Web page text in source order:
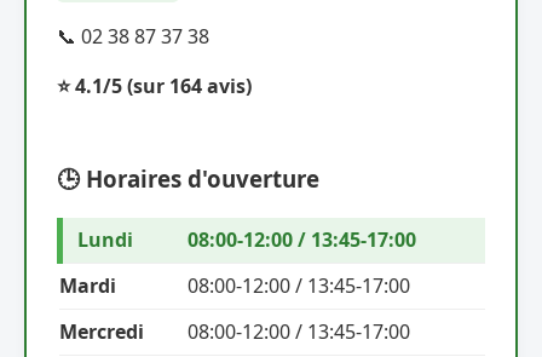
📞 02 38 87 37 38
⭐ 4.1/5(sur 164 avis)
🕒 Horaires d'ouverture
Lundi
08:00-12:00 / 13:45-17:00
Mardi
08:00-12:00 / 13:45-17:00
Mercredi
08:00-12:00 / 13:45-17:00